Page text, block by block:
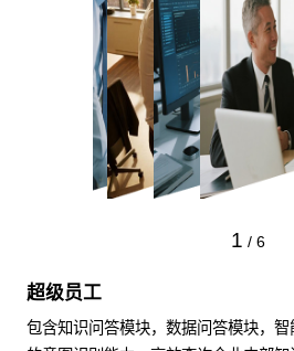
1 / 6
超级员工
包含知识问答模块，数据问答模块，